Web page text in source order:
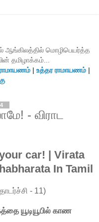
ஆங்கிலத்தில் மொழிபெயர்த்த
தமிழாக்கம்...
| உத்தர ராமாயணம்|
- விராட
car! | Virata
In Tamil
- 11)
யூடியூபில் காண